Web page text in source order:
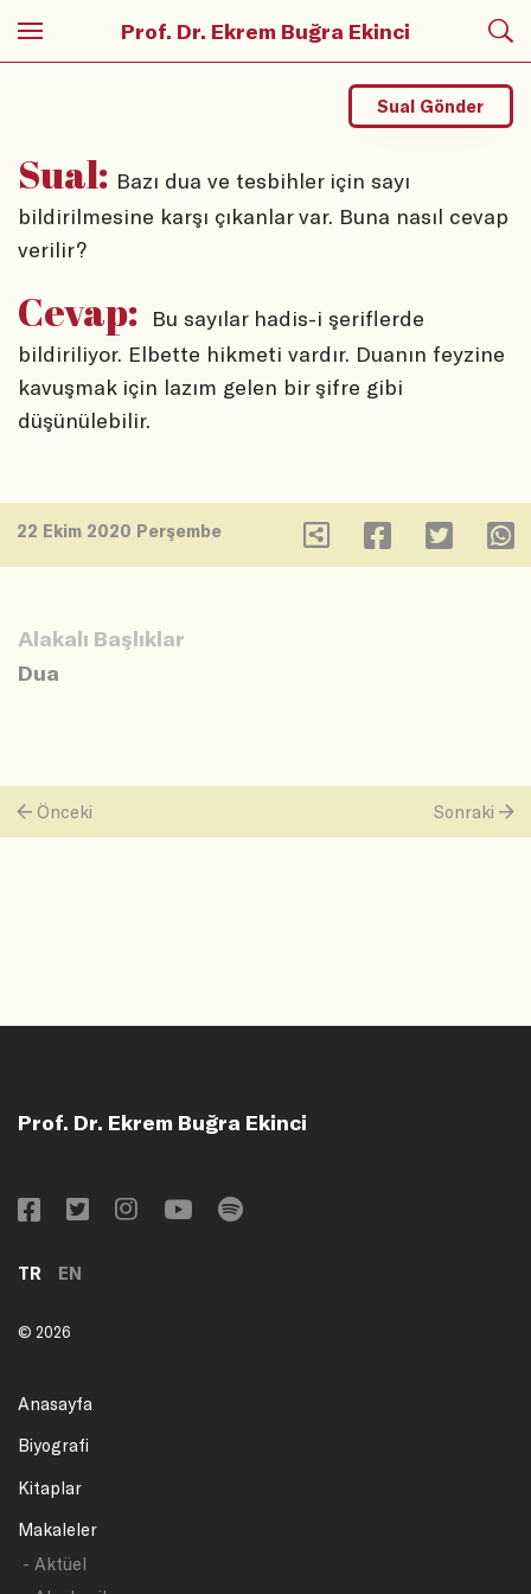
Prof. Dr. Ekrem Buğra Ekinci
Sual: Bazı dua ve tesbihler için sayı
bildirilmesine karşı çıkanlar var. Buna nasıl cevap
verilir?
Sual Gönder
Cevap:
Bu sayılar hadis-i şeriflerde
bildiriliyor. Elbette hikmeti vardır. Duanın feyzine
kavuşmak için lazım gelen bir şifre gibi
düşünülebilir.
22 Ekim 2020 Perşembe
Alakalı Başlıklar
Dua
Önceki Sonraki
Prof. Dr. Ekrem Buğra Ekinci
TR EN
© 2026
Anasayfa
Biyografi
Kitaplar
Makaleler
- Aktüel